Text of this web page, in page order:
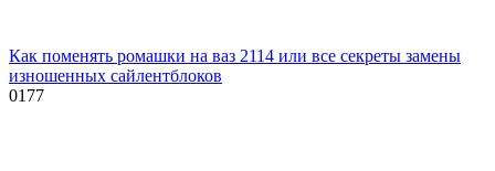
Как поменять ромашки на ваз 2114 или все секреты замены
изношенных сайлентблоков
0177